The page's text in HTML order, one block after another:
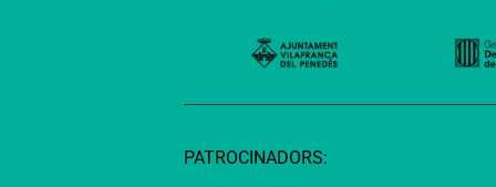
PATROCINADORS: